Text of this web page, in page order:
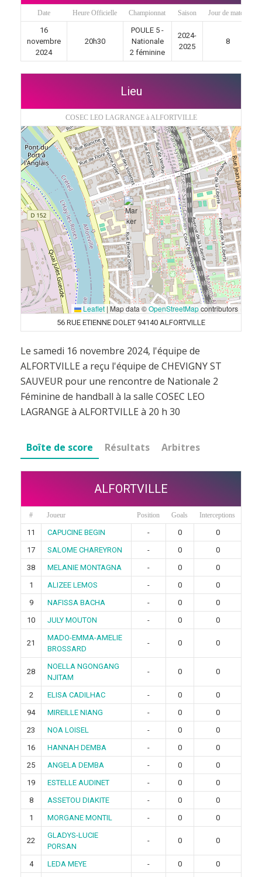
Date Heure Officielle Championnat Saison Jour de match
16
novembre
2024
20h30
POULE 5 -
Nationale
2 féminine
2024-
2025
8
Lieu
COSEC LEO LAGRANGE à ALFORTVILLE
Leaflet |Map data ©OpenStreetMapcontributors
56 RUE ETIENNE DOLET 94140 ALFORTVILLE
Le samedi 16 novembre 2024, l'équipe de
ALFORTVILLE a reçu l'équipe de CHEVIGNY ST
SAUVEUR pour une rencontre de Nationale 2
Féminine de handball à la salle COSEC LEO
LAGRANGE à ALFORTVILLE à 20 h 30
Boîte de score Résultats Arbitres
ALFORTVILLE
# Joueur Position Goals Interceptions
11 CAPUCINE BEGIN - 0
0
17
SALOME CHAREYRON - 0
0
38
MELANIE MONTAGNA - 0
0
1
ALIZEE LEMOS - 0
0
9
NAFISSA BACHA - 0
0
10
JULY MOUTON - 0 0
21
MADO-EMMA-AMELIE
BROSSARD
- 0 0
28
NOELLA NGONGANG
NJITAM
- 0 0
2 ELISA CADILHAC - 0
0
94
MIREILLE NIANG - 0
0
23
NOA LOISEL - 0
0
16
HANNAH DEMBA - 0
0
25
ANGELA DEMBA - 0
0
19
ESTELLE AUDINET - 0
0
8
ASSETOU DIAKITE - 0
0
1
MORGANE MONTIL - 0 0
22
GLADYS-LUCIE
PORSAN
- 0 0
4 LEDA MEYE - 0
0